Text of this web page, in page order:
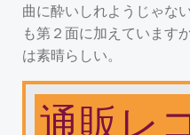
曲に酔いしれようじゃな
も第２面に加えています
は素晴らしい。
通販レ